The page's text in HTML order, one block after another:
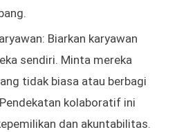
Biarkan karyawan
sendiri. Minta mereka
tidak biasa atau berbagi
kolaboratif ini
dan akuntabilitas.